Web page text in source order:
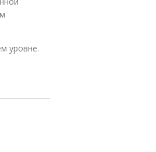
уровне.